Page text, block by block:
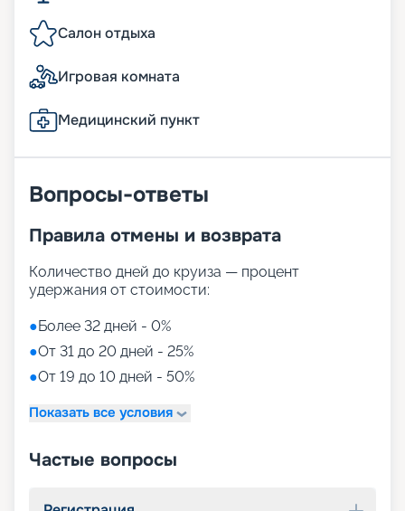
Салон отдыха
Игровая комната
Медицинский пункт
Вопросы-ответы
Правила отмены и возврата
Количество дней до круиза — процент
удержания от стоимости:
●Более 32 дней - 0%
●От 31 до 20 дней - 25%
●От 19 до 10 дней - 50%
Показать все условия
Частые вопросы